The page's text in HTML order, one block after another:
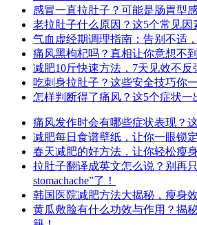
感冒一直拉肚子？可能是肠胃型
老拉肚子什么原因？这5个常见因
气血虚经期调理指南：告别不适
痛风黑枸杞吗？真相让你意想不到
减肥10斤快速方法，7天见效不反
吃刺身拉肚子？这些安全技巧你
怎样判断得了痛风？这5个症状一
痛风发作时会有哪些症状表现？
减肥每日食谱壁纸，让你一眼锁
春天减肥的好方法，让你轻松瘦
拉肚子翻译成英文怎么说？别再只
stomachache”了！
韩国医院减肥方法大揭秘，瘦身
黄瓜敷脸有什么功效与作用？揭